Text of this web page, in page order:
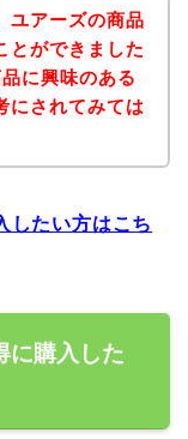
ユアーズの商品
とができました
に興味のある
にされてみては
したい方はこち
に購入した